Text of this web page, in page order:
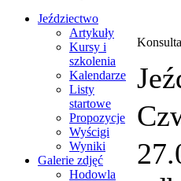
Jeździectwo
Artykuły
Kursy i
szkolenia
Kalendarze
Listy
startowe
Propozycje
Wyścigi
Wyniki
Galerie zdjęć
Hodowla